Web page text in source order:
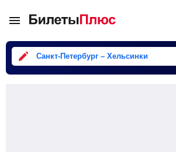
Санкт-Петербург – Хельсинки